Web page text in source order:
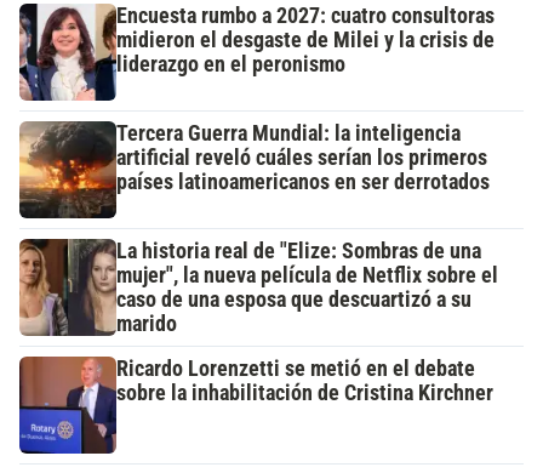
Encuesta rumbo a 2027: cuatro consultoras
midieron el desgaste de Milei y la crisis de
liderazgo en el peronismo
Tercera Guerra Mundial: la inteligencia
artificial reveló cuáles serían los primeros
países latinoamericanos en ser derrotados
La historia real de "Elize: Sombras de una
mujer", la nueva película de Netflix sobre el
caso de una esposa que descuartizó a su
marido
Ricardo Lorenzetti se metió en el debate
sobre la inhabilitación de Cristina Kirchner